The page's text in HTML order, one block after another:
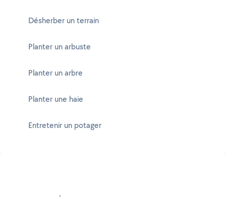
Désherber un terrain
Planter un arbuste
Planter un arbre
Planter une haie
Entretenir un potager